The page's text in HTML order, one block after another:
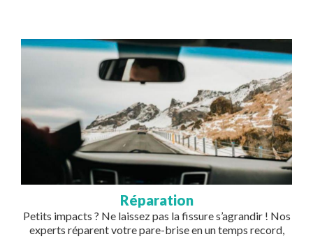
Image
Réparation
Petits impacts ? Ne laissez pas la fissure s’agrandir ! Nos
experts réparent votre pare-brise en un temps record,